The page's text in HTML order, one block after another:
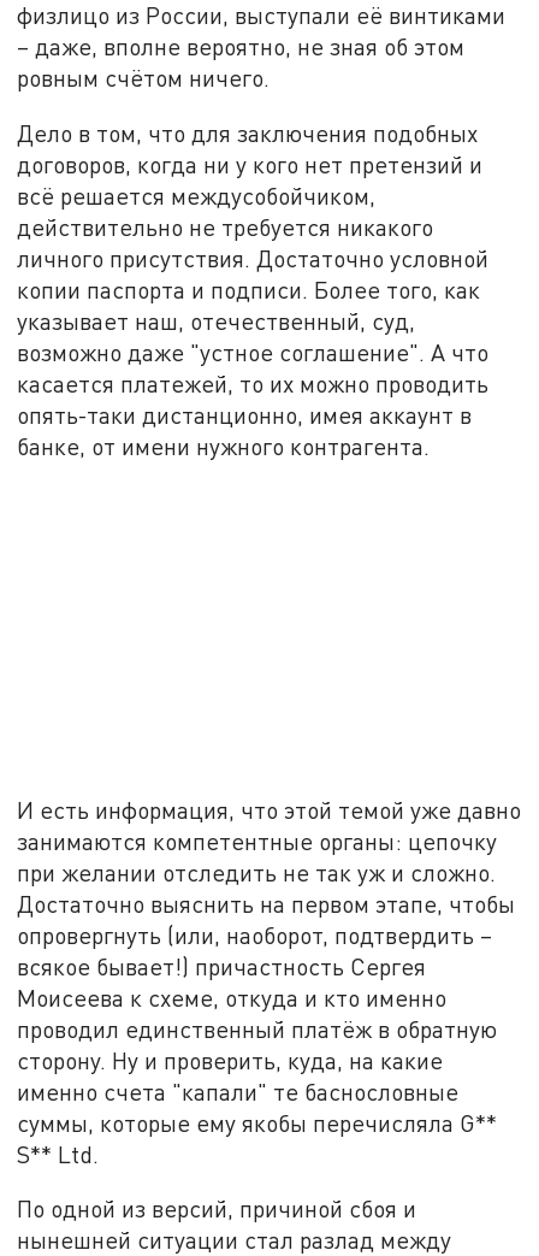
физлицо из России, выступали её винтиками
– даже, вполне вероятно, не зная об этом
ровным счётом ничего.
Дело в том, что для заключения подобных
договоров, когда ни у кого нет претензий и
всё решается междусобойчиком,
действительно не требуется никакого
личного присутствия. Достаточно условной
копии паспорта и подписи. Более того, как
указывает наш, отечественный, суд,
возможно даже "устное соглашение". А что
касается платежей, то их можно проводить
опять-таки дистанционно, имея аккаунт в
банке, от имени нужного контрагента.
И есть информация, что этой темой уже давно
занимаются компетентные органы: цепочку
при желании отследить не так уж и сложно.
Достаточно выяснить на первом этапе, чтобы
опровергнуть (или, наоборот, подтвердить –
всякое бывает!) причастность Сергея
Моисеева к схеме, откуда и кто именно
проводил единственный платёж в обратную
сторону. Ну и проверить, куда, на какие
именно счета "капали" те баснословные
суммы, которые ему якобы перечисляла G**
S** Ltd.
По одной из версий, причиной сбоя и
нынешней ситуации стал разлад между